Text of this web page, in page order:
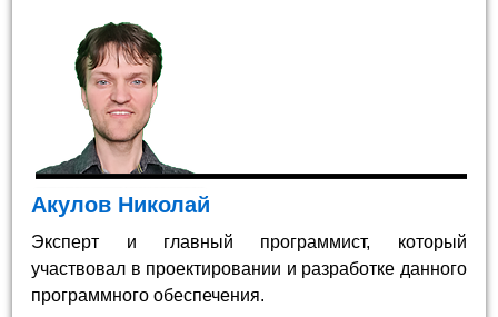
Акулов Николай
Эксперт и главный программист, который
участвовал в проектировании и разработке данного
программного обеспечения.